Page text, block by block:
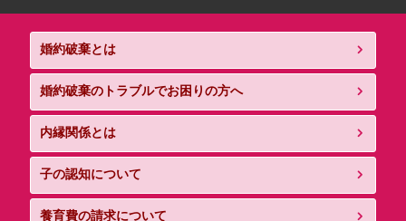
婚約破棄とは
婚約破棄のトラブルでお困りの方へ
内縁関係とは
子の認知について
養育費の請求について